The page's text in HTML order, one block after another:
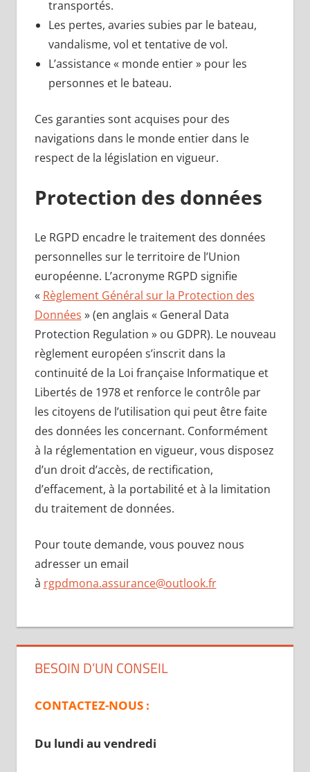
transportés.
Les pertes, avaries subies par le bateau,
vandalisme, vol et tentative de vol.
L’assistance « monde entier » pour les
personnes et le bateau.
Ces garanties sont acquises pour des
navigations dans le monde entier dans le
respect de la législation en vigueur.
Protection des données
Le RGPD encadre le traitement des données
personnelles sur le territoire de l’Union
européenne. L’acronyme RGPD signifie
« Règlement Général sur la Protection des
Données » (en anglais « General Data
Protection Regulation » ou GDPR). Le nouveau
règlement européen s’inscrit dans la
continuité de la Loi française Informatique et
Libertés de 1978 et renforce le contrôle par
les citoyens de l’utilisation qui peut être faite
des données les concernant. Conformément
à la réglementation en vigueur, vous disposez
d’un droit d’accès, de rectification,
d’effacement, à la portabilité et à la limitation
du traitement de données.
Pour toute demande, vous pouvez nous
adresser un email
à rgpdmona.assurance@outlook.fr
BESOIN D’UN CONSEIL
CONTACTEZ-NOUS :
Du lundi au vendredi